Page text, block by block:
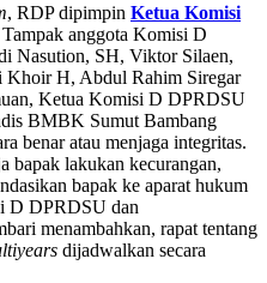
, RDP dipimpin Ketua Komisi
Tampak anggota Komisi D
Nasution, SH, Viktor Silaen,
Khoir H, Abdul Rahim Siregar
Ketua Komisi D DPRDSU
BMBK Sumut Bambang
benar atau menjaga integritas.
bapak lakukan kecurangan,
bapak ke aparat hukum
D DPRDSU dan
menambahkan, rapat tentang
dijadwalkan secara